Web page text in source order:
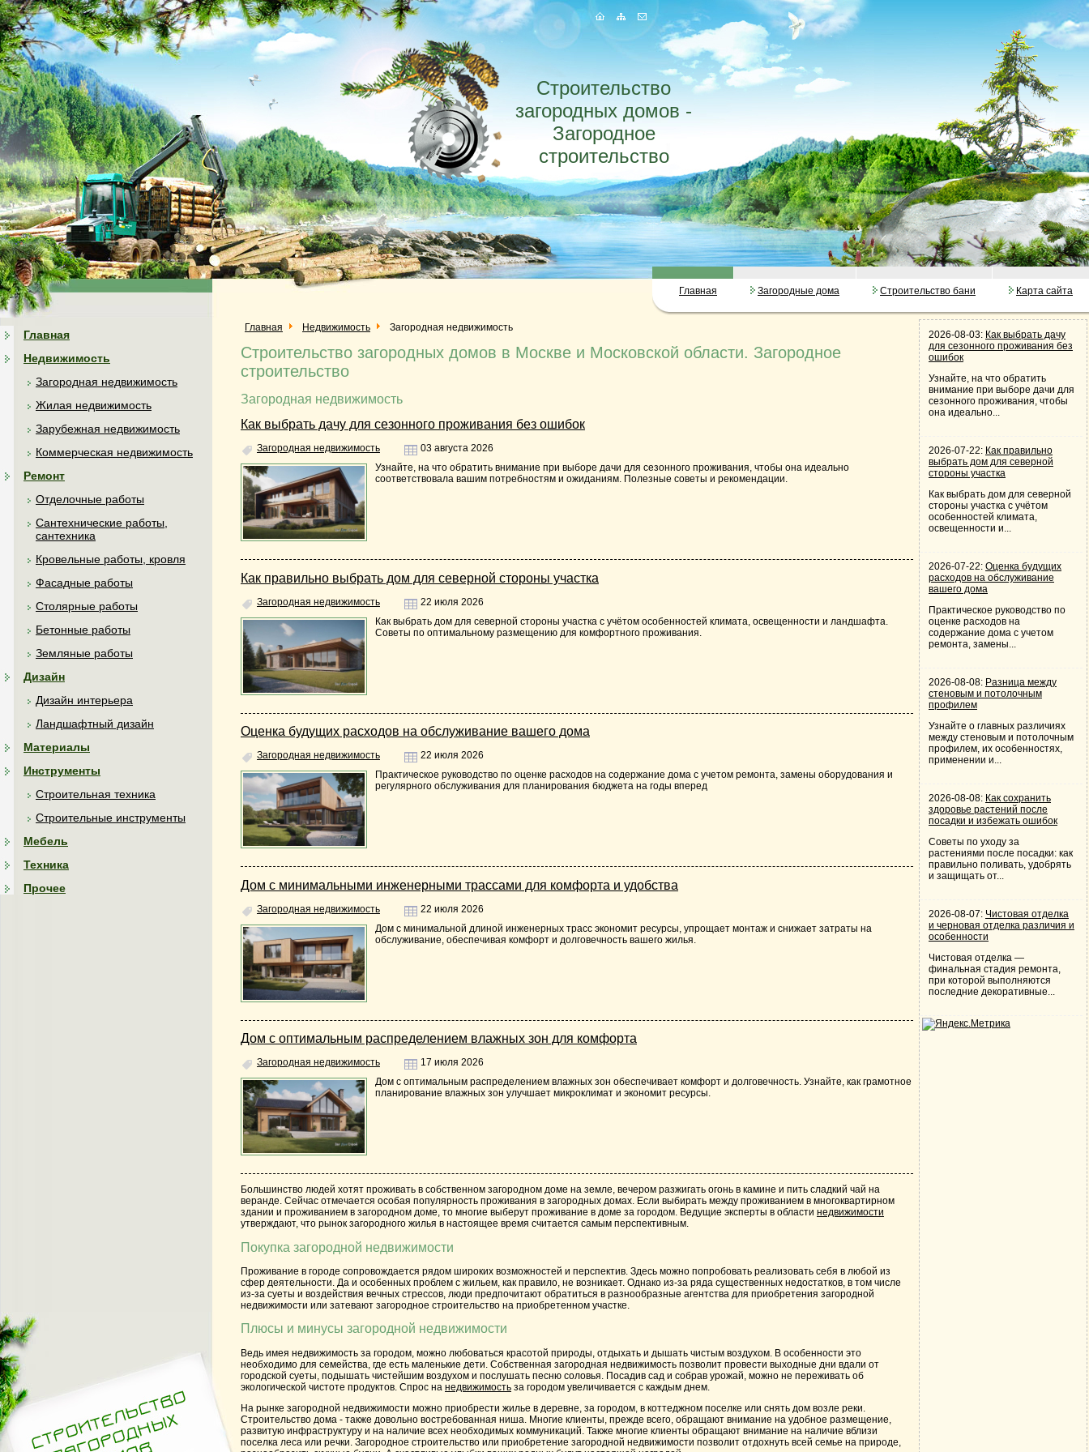
Строительство
загородных домов -
Загородное
строительство
Главная Загородные дома Строительство бани Карта сайта
Главная
Недвижимость
Загородная недвижимость
Жилая недвижимость
Зарубежная недвижимость
Коммерческая недвижимость
Ремонт
Отделочные работы
Сантехнические работы,
сантехника
Кровельные работы, кровля
Фасадные работы
Столярные работы
Бетонные работы
Земляные работы
Дизайн
Дизайн интерьера
Ландшафтный дизайн
Материалы
Инструменты
Строительная техника
Строительные инструменты
Мебель
Техника
Прочее
Главная Недвижимость Загородная недвижимость
Строительство загородных домов в Москве и Московской области. Загородное
строительство
Загородная недвижимость
Как выбрать дачу для сезонного проживания без ошибок
Загородная недвижимость
03 августа 2026
Узнайте, на что обратить внимание при выборе дачи для сезонного проживания, чтобы она идеально
соответствовала вашим потребностям и ожиданиям. Полезные советы и рекомендации.
Как правильно выбрать дом для северной стороны участка
Загородная недвижимость
22 июля 2026
Как выбрать дом для северной стороны участка с учётом особенностей климата, освещенности и ландшафта.
Советы по оптимальному размещению для комфортного проживания.
Оценка будущих расходов на обслуживание вашего дома
Загородная недвижимость
22 июля 2026
Практическое руководство по оценке расходов на содержание дома с учетом ремонта, замены оборудования и
регулярного обслуживания для планирования бюджета на годы вперед
Дом с минимальными инженерными трассами для комфорта и удобства
Загородная недвижимость
22 июля 2026
Дом с минимальной длиной инженерных трасс экономит ресурсы, упрощает монтаж и снижает затраты на
обслуживание, обеспечивая комфорт и долговечность вашего жилья.
Дом с оптимальным распределением влажных зон для комфорта
Загородная недвижимость
17 июля 2026
Дом с оптимальным распределением влажных зон обеспечивает комфорт и долговечность. Узнайте, как грамотное
планирование влажных зон улучшает микроклимат и экономит ресурсы.
Большинство людей хотят проживать в собственном загородном доме на земле, вечером разжигать огонь в камине и пить сладкий чай на
веранде. Сейчас отмечается особая популярность проживания в загородных домах. Если выбирать между проживанием в многоквартирном
здании и проживанием в загородном доме, то многие выберут проживание в доме за городом. Ведущие эксперты в области недвижимости
утверждают, что рынок загородного жилья в настоящее время считается самым перспективным.
Покупка загородной недвижимости
Проживание в городе сопровождается рядом широких возможностей и перспектив. Здесь можно попробовать реализовать себя в любой из
сфер деятельности. Да и особенных проблем с жильем, как правило, не возникает. Однако из-за ряда существенных недостатков, в том числе
из-за суеты и воздействия вечных стрессов, люди предпочитают обратиться в разнообразные агентства для приобретения загородной
недвижимости или затевают загородное строительство на приобретенном участке.
Плюсы и минусы загородной недвижимости
Ведь имея недвижимость за городом, можно любоваться красотой природы, отдыхать и дышать чистым воздухом. В особенности это
необходимо для семейства, где есть маленькие дети. Собственная загородная недвижимость позволит провести выходные дни вдали от
городской суеты, подышать чистейшим воздухом и послушать песню соловья. Посадив сад и собрав урожай, можно не переживать об
экологической чистоте продуктов. Спрос на недвижимость за городом увеличивается с каждым днем.
На рынке загородной недвижимости можно приобрести жилье в деревне, за городом, в коттеджном поселке или снять дом возле реки.
Строительство дома - также довольно востребованная ниша. Многие клиенты, прежде всего, обращают внимание на удобное размещение,
развитую инфраструктуру и на наличие всех необходимых коммуникаций. Также многие клиенты обращают внимание на наличие вблизи
поселка леса или речки. Загородное строительство или приобретение загородной недвижимости позволит отдохнуть всей семье на природе,
2026-08-03: Как выбрать дачу
для сезонного проживания без
ошибок
Узнайте, на что обратить
внимание при выборе дачи для
сезонного проживания, чтобы
она идеально...
2026-07-22: Как правильно
выбрать дом для северной
стороны участка
Как выбрать дом для северной
стороны участка с учётом
особенностей климата,
освещенности и...
2026-07-22: Оценка будущих
расходов на обслуживание
вашего дома
Практическое руководство по
оценке расходов на
содержание дома с учетом
ремонта, замены...
2026-08-08: Разница между
стеновым и потолочным
профилем
Узнайте о главных различиях
между стеновым и потолочным
профилем, их особенностях,
применении и...
2026-08-08: Как сохранить
здоровье растений после
посадки и избежать ошибок
Советы по уходу за
растениями после посадки: как
правильно поливать, удобрять
и защищать от...
2026-08-07: Чистовая отделка
и черновая отделка различия и
особенности
Чистовая отделка —
финальная стадия ремонта,
при которой выполняются
последние декоративные...